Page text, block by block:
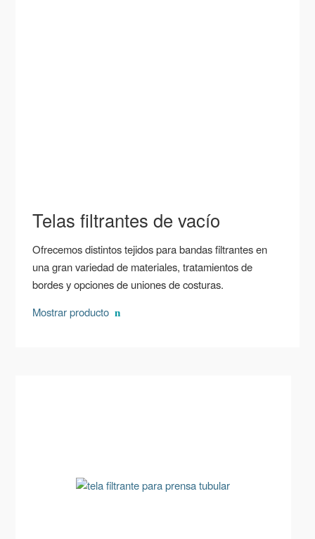
Telas filtrantes de vacío
Ofrecemos distintos tejidos para bandas filtrantes en
una gran variedad de materiales, tratamientos de
bordes y opciones de uniones de costuras.
Mostrar producto